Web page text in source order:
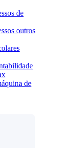
de
outros
de